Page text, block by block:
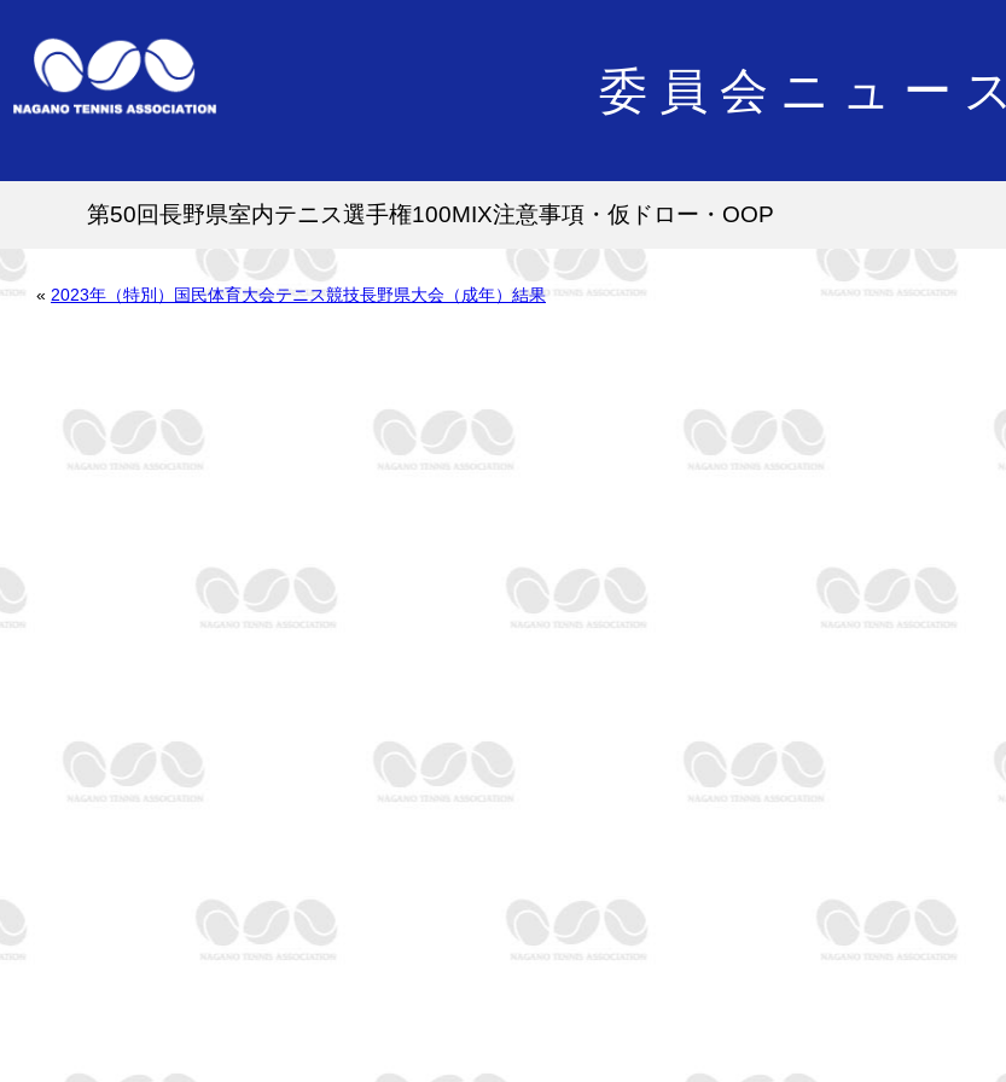
委員会ニュース
第50回長野県室内テニス選手権100MIX注意事項・仮ドロー・OOP
« 2023年（特別）国民体育大会テニス競技長野県大会（成年）結果